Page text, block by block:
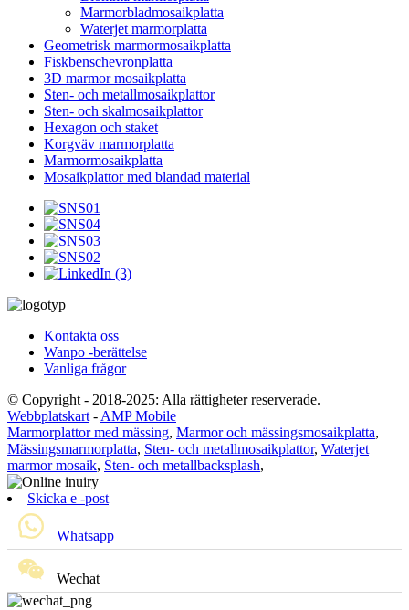
Marmorbladmosaikplatta
Waterjet marmorplatta
Geometrisk marmormosaikplatta
Fiskbenschevronplatta
3D marmor mosaikplatta
Sten- och metallmosaikplattor
Sten- och skalmosaikplattor
Hexagon och staket
Korgväv marmorplatta
Marmormosaikplatta
Mosaikplattor med blandad material
Kontakta oss
Wanpo -berättelse
Vanliga frågor
© Copyright - 2018-2025: Alla rättigheter reserverade.
Webbplatskart - AMP Mobile
Marmorplattor med mässing, Marmor och mässingsmosaikplatta,
Mässingsmarmorplatta, Sten- och metallmosaikplattor, Waterjet
marmor mosaik, Sten- och metallbacksplash,
Skicka e -post
Whatsapp
Wechat